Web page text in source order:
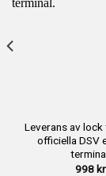
Leverans av
officiella DSV
998 kr